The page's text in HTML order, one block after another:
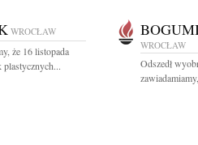
WROCŁAW
że 16 listopada
plastycznych...
WROCŁAW
Odszedł